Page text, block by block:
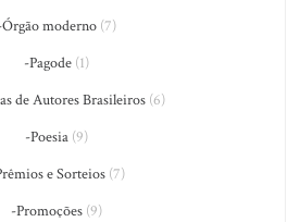
moderno (7)
-Pagode (1)
de Autores Brasileiros(6)
-Poesia (9)
e Sorteios(7)
-Promoções (9)